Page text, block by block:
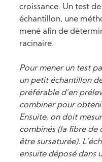
croissance. Un test
échantillon, une
mené afin de
racinaire.
Pour mener un test
un petit échantillon
préférable d’en
combiner pour
Ensuite, on doit
combinés (la fibre de
être sursaturée).
ensuite déposé dans